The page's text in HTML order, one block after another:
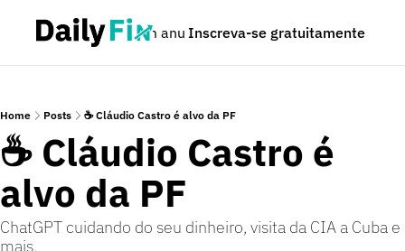
Podcast Seja um anunciante Dúvidas
Inscreva-se gratuitamente
Home Posts ☕ Cláudio Castro é alvo da PF
☕ Cláudio Castro é
alvo da PF
ChatGPT cuidando do seu dinheiro, visita da CIA a Cuba e
mais.